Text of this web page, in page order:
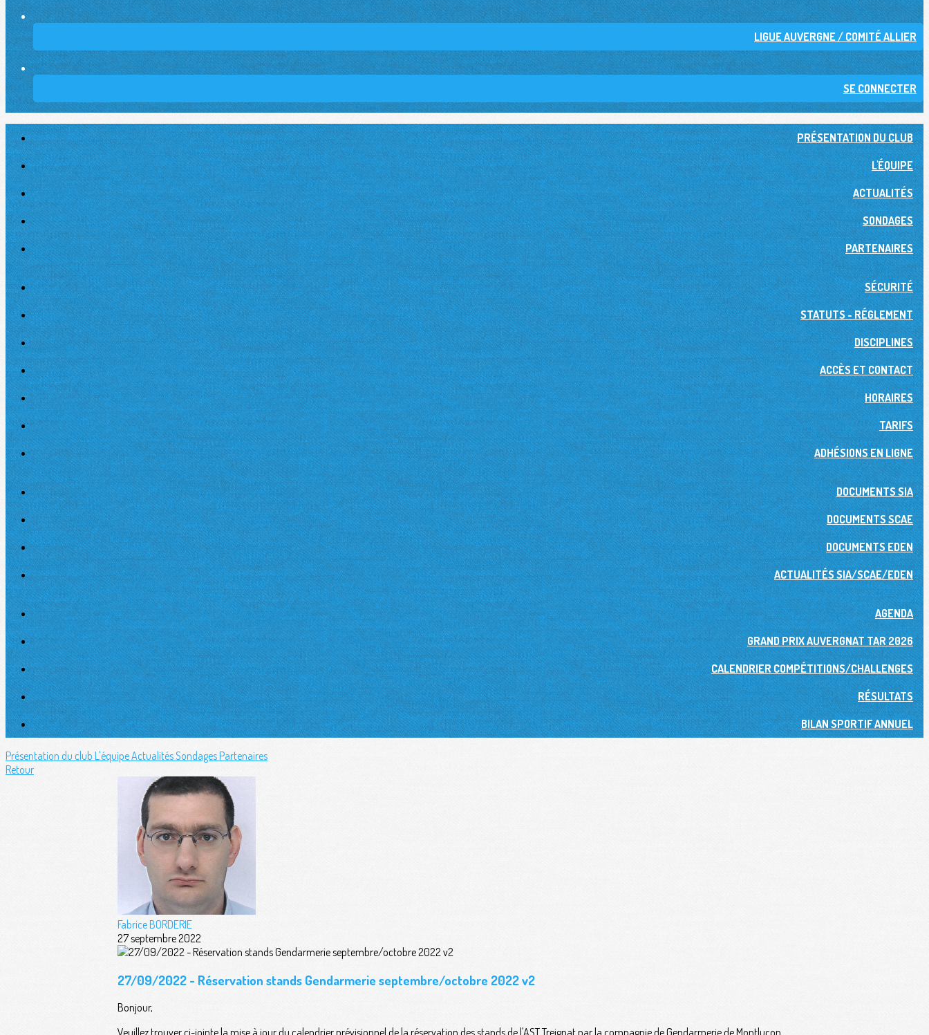
LIGUE AUVERGNE / COMITÉ ALLIER
SE CONNECTER
PRÉSENTATION DU CLUB
L'ÉQUIPE
ACTUALITÉS
SONDAGES
PARTENAIRES
SÉCURITÉ
STATUTS - RÉGLEMENT
DISCIPLINES
ACCÈS ET CONTACT
HORAIRES
TARIFS
ADHÉSIONS EN LIGNE
DOCUMENTS SIA
DOCUMENTS SCAE
DOCUMENTS EDEN
ACTUALITÉS SIA/SCAE/EDEN
AGENDA
GRAND PRIX AUVERGNAT TAR 2026
CALENDRIER COMPÉTITIONS/CHALLENGES
RÉSULTATS
BILAN SPORTIF ANNUEL
Présentation du club L'équipeActualitésSondagesPartenaires
Retour
Fabrice BORDERIE
27 septembre 2022
27/09/2022 - Réservation stands Gendarmerie septembre/octobre 2022 v2
Bonjour,